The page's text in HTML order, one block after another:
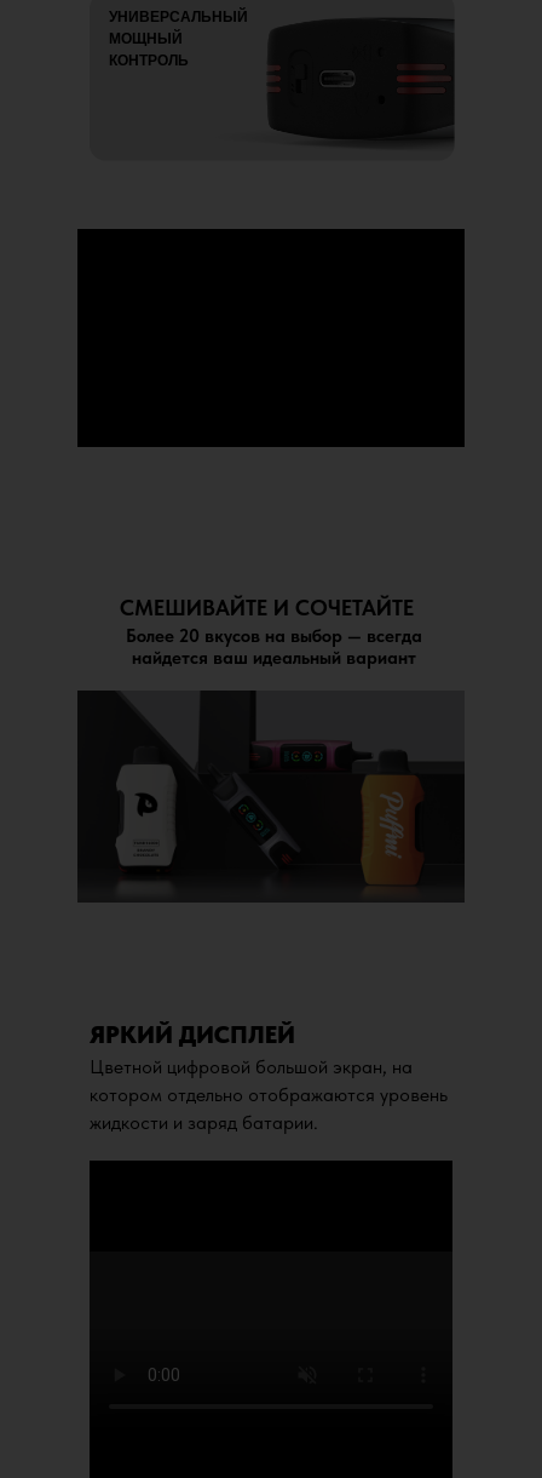
УНИВЕРСАЛЬНЫЙ
МОЩНЫЙ
КОНТРОЛЬ
СМЕШИВАЙТЕ И СОЧЕТАЙТЕ
Более 20 вкусов на выбор — всегда
найдется ваш идеальный вариант
ЯРКИЙ ДИСПЛЕЙ
Цветной цифровой большой экран, на
котором отдельно отображаются уровень
жидкости и заряд батарии.